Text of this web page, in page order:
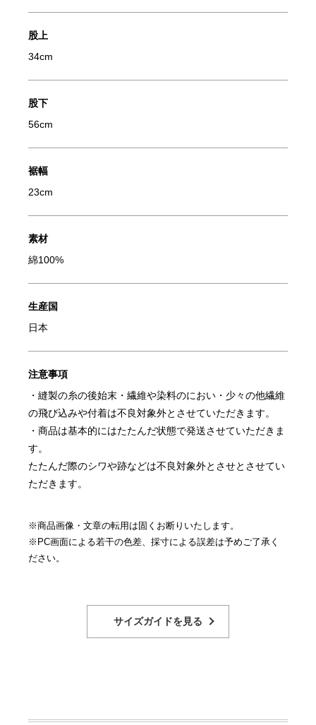
股上
34cm
股下
56cm
裾幅
23cm
素材
綿100%
生産国
日本
注意事項
・縫製の糸の後始末・繊維や染料のにおい・少々の他繊維
の飛び込みや付着は不良対象外とさせていただきます。
・商品は基本的にはたたんだ状態で発送させていただきま
す。
たたんだ際のシワや跡などは不良対象外とさせとさせてい
ただきます。
※商品画像・文章の転用は固くお断りいたします。
※PC画面による若干の色差、採寸による誤差は予めご了承く
ださい。
サイズガイドを見る